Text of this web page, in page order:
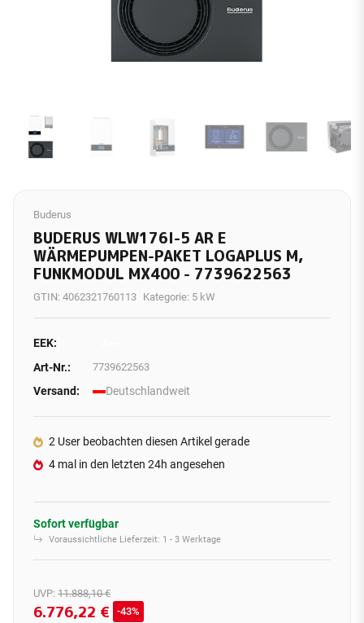
Buderus
BUDERUS WLW176I-5 AR E
WÄRMEPUMPEN-PAKET LOGAPLUS M,
FUNKMODUL MX400 - 7739622563
GTIN: 4062321760113 Kategorie: 5 kW
EEK:
Art-Nr.: 7739622563
Versand: Deutschlandweit
2 User beobachten diesen Artikel gerade
4 mal in den letzten 24h angesehen
Sofort verfügbar
Voraussichtliche Lieferzeit: 1 - 3 Werktage
UVP: 11.888,10 €
6.776,22 €
43%